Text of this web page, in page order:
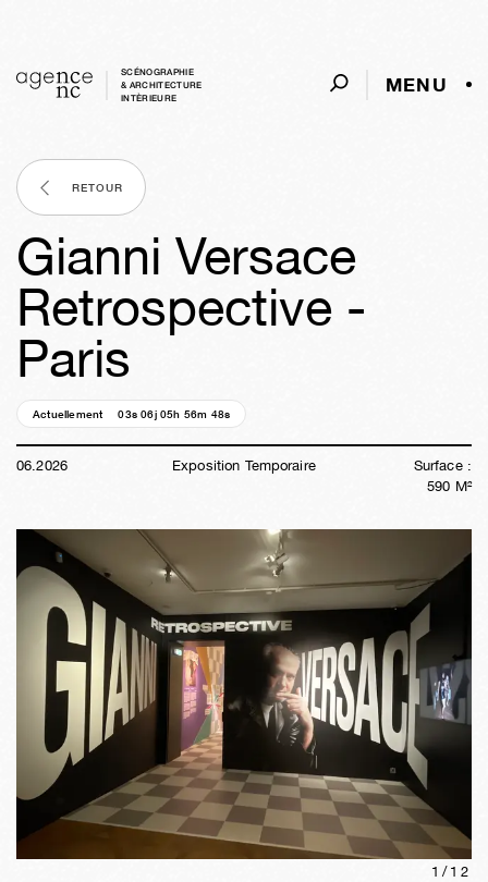
SCÉNOGRAPHIE
& ARCHITECTURE
INTÈRIEURE
MENU
RETOUR
Gianni Versace
Retrospective -
Paris
Actuellement 03s06j05h 56m 47s
06.2026 Exposition Temporaire
Surface :
590 M²
1/ 12